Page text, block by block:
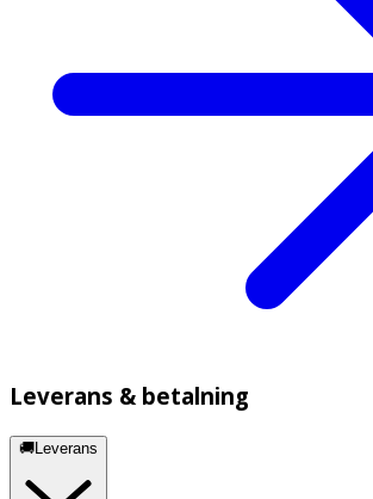
Leverans & betalning
🚚Leverans